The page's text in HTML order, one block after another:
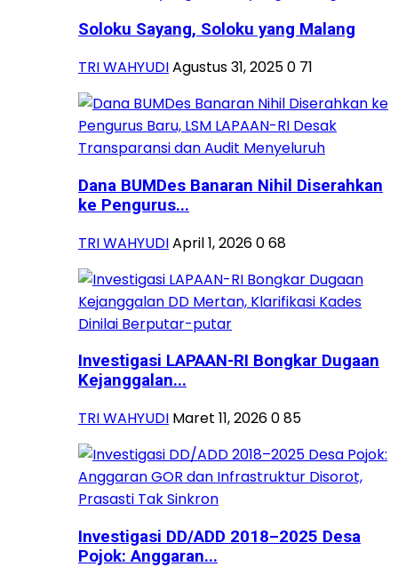
Soloku Sayang, Soloku yang Malang
TRI WAHYUDIAgustus 31, 20250 71
Dana BUMDes Banaran Nihil Diserahkan
ke Pengurus...
TRI WAHYUDIApril 1, 2026068
Investigasi LAPAAN-RI Bongkar Dugaan
Kejanggalan...
TRI WAHYUDI Maret 11, 2026085
Investigasi DD/ADD 2018–2025 Desa
Pojok: Anggaran...